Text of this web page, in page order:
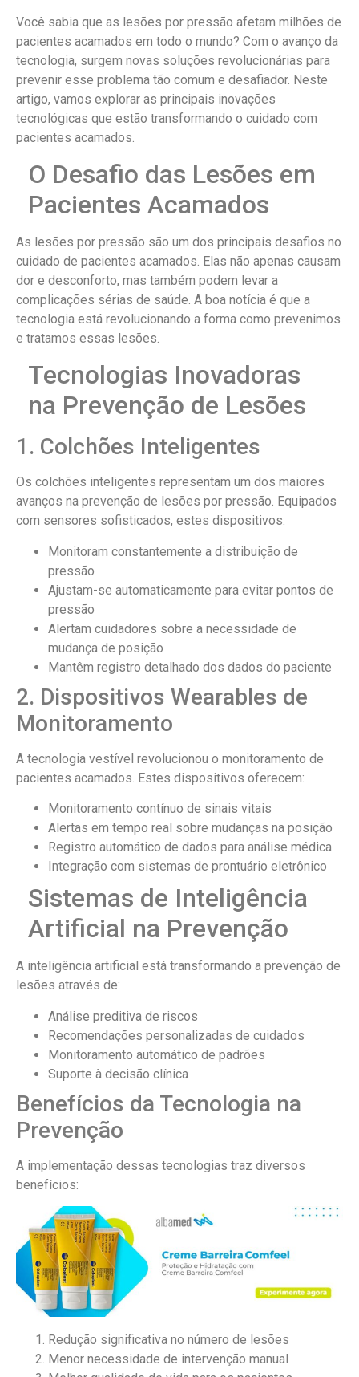
Você sabia que as lesões por pressão afetam milhões de
pacientes acamados em todo o mundo? Com o avanço da
tecnologia, surgem novas soluções revolucionárias para
prevenir esse problema tão comum e desafiador. Neste
artigo, vamos explorar as principais inovações
tecnológicas que estão transformando o cuidado com
pacientes acamados.
O Desafio das Lesões em
Pacientes Acamados
As lesões por pressão são um dos principais desafios no
cuidado de pacientes acamados. Elas não apenas causam
dor e desconforto, mas também podem levar a
complicações sérias de saúde. A boa notícia é que a
tecnologia está revolucionando a forma como prevenimos
e tratamos essas lesões.
Tecnologias Inovadoras
na Prevenção de Lesões
1. Colchões Inteligentes
Os colchões inteligentes representam um dos maiores
avanços na prevenção de lesões por pressão. Equipados
com sensores sofisticados, estes dispositivos:
Monitoram constantemente a distribuição de
pressão
Ajustam-se automaticamente para evitar pontos de
pressão
Alertam cuidadores sobre a necessidade de
mudança de posição
Mantêm registro detalhado dos dados do paciente
2. Dispositivos Wearables de
Monitoramento
A tecnologia vestível revolucionou o monitoramento de
pacientes acamados. Estes dispositivos oferecem:
Monitoramento contínuo de sinais vitais
Alertas em tempo real sobre mudanças na posição
Registro automático de dados para análise médica
Integração com sistemas de prontuário eletrônico
Sistemas de Inteligência
Artificial na Prevenção
A inteligência artificial está transformando a prevenção de
lesões através de:
Análise preditiva de riscos
Recomendações personalizadas de cuidados
Monitoramento automático de padrões
Suporte à decisão clínica
Benefícios da Tecnologia na
Prevenção
A implementação dessas tecnologias traz diversos
benefícios:
Redução significativa no número de lesões
Menor necessidade de intervenção manual